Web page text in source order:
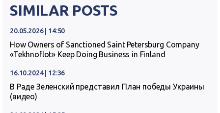
SIMILAR POSTS
20.05.2026 | 14:50
How Owners of Sanctioned Saint Petersburg Company
«Tekhnoflot» Keep Doing Business in Finland
16.10.2024 | 12:36
В Раде Зеленский представил План победы Украины
(видео)